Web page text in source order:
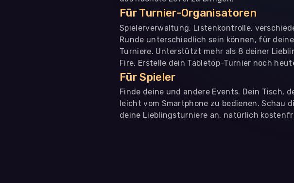
Für Turnier-Organisatoren
Spielerverwaltung, Listenkontrolle,
Runde unterschiedlich sein können, für
Turniere. Unterstützt mehr als 8 deiner
Fire. Erstelle dein Tabletop-Turnier noch
Für Spieler
Finde deine und andere Events. Dein Tisch,
leicht vom Smartphone zu bedienen. Schau
deine Lieblingsturniere an, natürlich